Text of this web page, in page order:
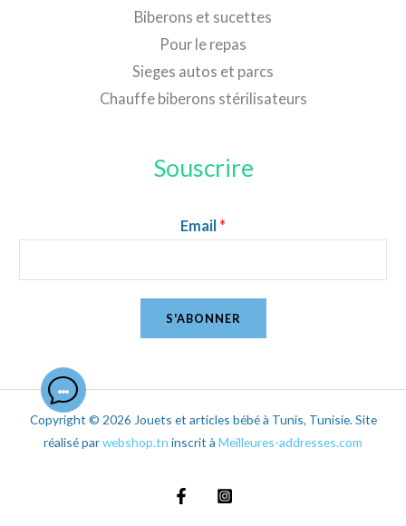
Biberons et sucettes
Pour le repas
Sieges autos et parcs
Chauffe biberons stérilisateurs
Souscrire
Email *
S'ABONNER
Copyright © 2026 Jouets et articles bébé à Tunis, Tunisie. Site
réalisé parwebshop.tn inscrit à Meilleures-addresses.com